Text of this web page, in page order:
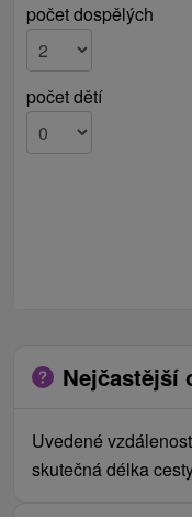
počet dospělých
počet dětí
Nejčastější
Uvedené
skutečná délka